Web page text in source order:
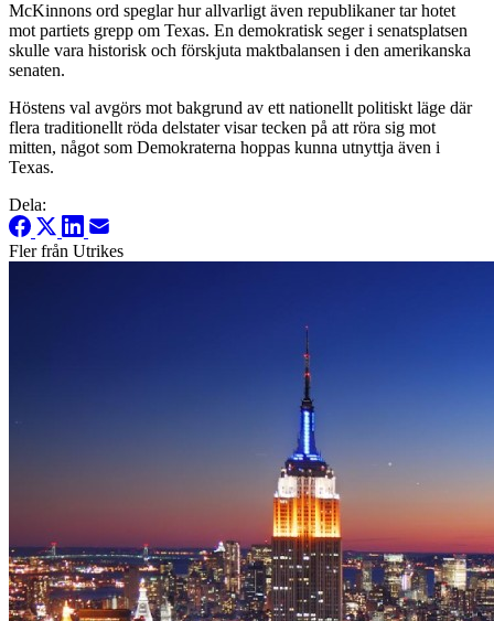
McKinnons ord speglar hur allvarligt även republikaner tar hotet
mot partiets grepp om Texas. En demokratisk seger i senatsplatsen
skulle vara historisk och förskjuta maktbalansen i den amerikanska
senaten.
Höstens val avgörs mot bakgrund av ett nationellt politiskt läge där
flera traditionellt röda delstater visar tecken på att röra sig mot
mitten, något som Demokraterna hoppas kunna utnyttja även i
Texas.
Dela:
Fler från Utrikes